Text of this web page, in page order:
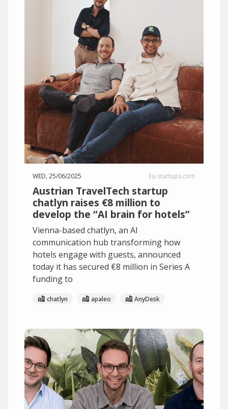
WED, 25/06/2025 Eu-startups.com
Austrian TravelTech startup
chatlyn raises €8 million to
develop the “AI brain for hotels”
Vienna-based chatlyn, an AI
communication hub transforming how
hotels engage with guests, announced
today it has secured €8 million in Series A
funding to
chatlyn apaleo AnyDesk